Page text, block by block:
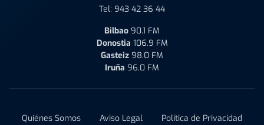
Tel: 943 42 36 44
Bilbao 90.1 FM
Donostia 106.9 FM
Gasteiz 98.0 FM
Iruña 96.0 FM
Quiénes Somos Aviso Legal
Política de Privacidad